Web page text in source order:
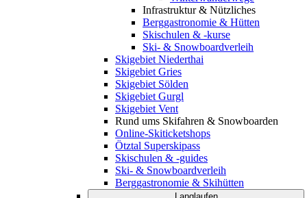
Infrastruktur & Nützliches
Berggastronomie & Hütten
Skischulen & -kurse
Ski- & Snowboardverleih
Skigebiet Niederthai
Skigebiet Gries
Skigebiet Sölden
Skigebiet Gurgl
Skigebiet Vent
Rund ums Skifahren & Snowboarden
Online-Skiticketshops
Ötztal Superskipass
Skischulen & -guides
Ski- & Snowboardverleih
Berggastronomie & Skihütten